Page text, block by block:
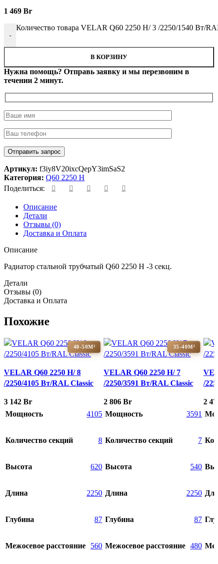
1 469 Br
-
Количество товара VELAR Q60 2250 H/ 3 /2250/1540 Вт/
В КОРЗИНУ
Нужна помощь? Отправь заявку и мы перезвоним в
течении 2 минут.
Артикул: f3iy8V20ixcQepY3imSaS2
Категория: Q60 2250 H
Поделиться:
Описание
Детали
Отзывы (0)
Доставка и Оплата
Описание
Радиатор стальной трубчатый Q60 2250 H -3 секц.
Детали
Отзывы (0)
Доставка и Оплата
Похожие
40-50М²
VELAR Q60 2250 H/ 8
/2250/4105 Вт/RAL Classic
3 142 Br
Мощность
4105
Количество секций 8
Высота 620
Длина 2250
Глубина 87
Межосевое расстояние 560
35-40М²
VELAR Q60 2250 H/ 7
/2250/3591 Вт/RAL Classic
2 806 Br
Мощность
3591
Количество секций 7
Высота 540
Длина 2250
Глубина 87
Межосевое расстояние 480
/
2